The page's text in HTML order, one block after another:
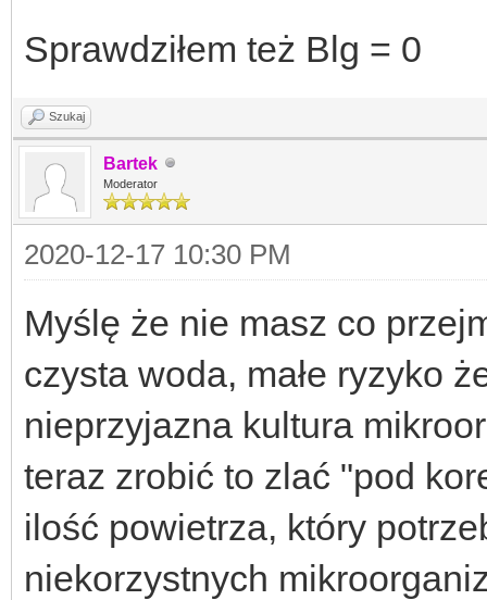
Sprawdziłem też Blg = 0
Szukaj
Bartek
Moderator
2020-12-17 10:30 PM
Myślę że nie masz co
czysta woda, małe ryzyko
nieprzyjazna kultura
teraz zrobić to zlać "pod
ilość powietrza, który
niekorzystnych